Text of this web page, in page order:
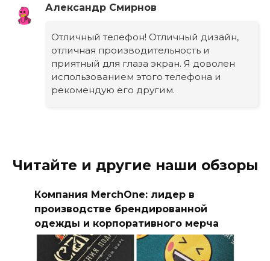
Александр Смирнов
Отличный телефон! Отличный дизайн,
отличная производительность и
приятный для глаза экран. Я доволен
использованием этого телефона и
рекомендую его другим.
Читайте и другие наши обзоры
Компания MerchOne: лидер в
производстве брендированной
одежды и корпоративного мерча